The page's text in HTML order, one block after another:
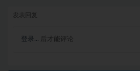
登录... 后才能评论